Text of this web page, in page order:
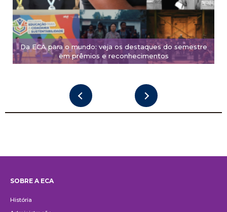
Da ECA para o mundo: veja os destaques do semestre
em prêmios e reconhecimentos
SOBRE A ECA
História